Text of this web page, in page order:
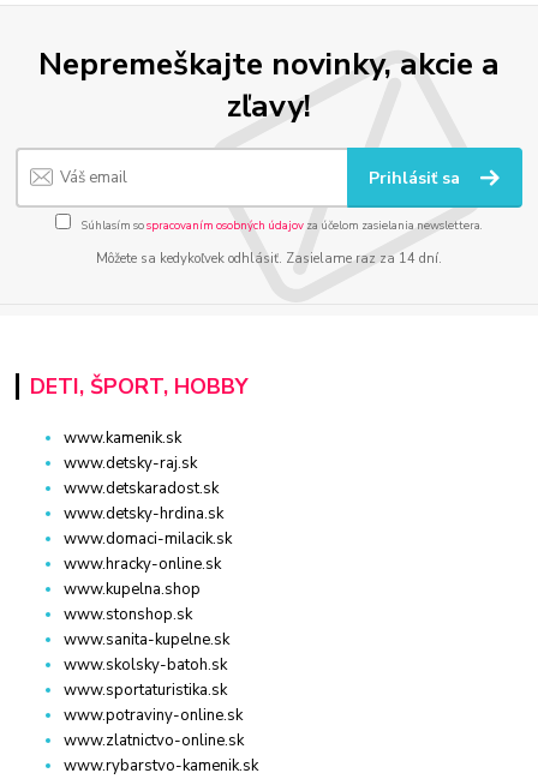
Nepremeškajte novinky, akcie a
zľavy!
Prihlásiť sa
Súhlasím sospracovaním osobných údajov za účelom zasielania newslettera.
Môžete sa kedykoľvek odhlásiť. Zasielame raz za 14 dní.
DETI, ŠPORT, HOBBY
www.kamenik.sk
www.detsky-raj.sk
www.detskaradost.sk
www.detsky-hrdina.sk
www.domaci-milacik.sk
www.hracky-online.sk
www.kupelna.shop
www.stonshop.sk
www.sanita-kupelne.sk
www.skolsky-batoh.sk
www.sportaturistika.sk
www.potraviny-online.sk
www.zlatnictvo-online.sk
www.rybarstvo-kamenik.sk